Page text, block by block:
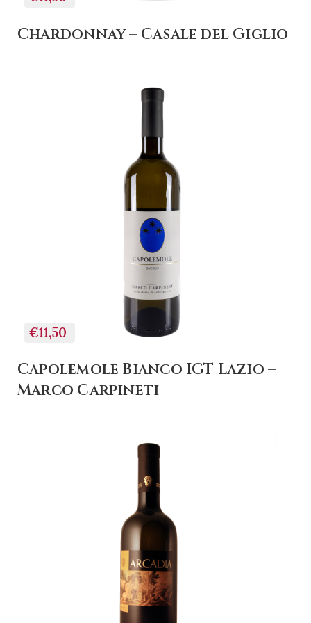
Chardonnay – Casale del Giglio
€11,50
Capolemole Bianco IGT Lazio –
Marco Carpineti
+ AGGIUNGI AL
CARRELLO